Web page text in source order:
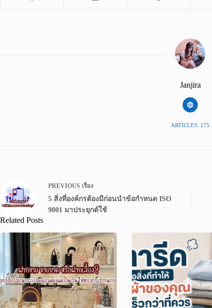
Janjira
ARTICLES: 175
PREVIOUS เรื่อง
5 สิ่งที่องค์กรต้องมีก่อนนำข้อกำหนด ISO
9001 มาประยุกต์ใช้
Related Posts